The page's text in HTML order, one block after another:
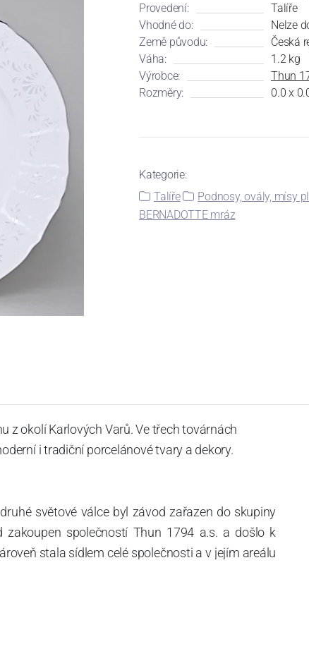
Provedení:
Talíře
Vhodné do:
Nelze
Země původu:
Česká
Váha:
1.2 kg
Výrobce:
Thun
Rozměry:
0.0 x
Kategorie:
Talíře
Podnosy, ovály, mísy
BERNADOTTE mráz
z okolí Karlových Varů. Ve třech továrnách
i tradiční porcelánové tvary a dekory.
světové válce byl závod zařazen do skupiny
společností Thun 1794 a.s. a došlo k
stala sídlem celé společnosti a v jejím areálu